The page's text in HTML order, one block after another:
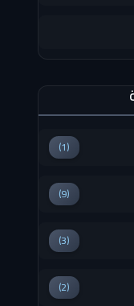
(1)
(9)
(3)
(2)